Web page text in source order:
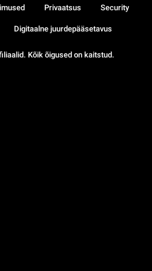
Kõik õigused on kaitstud.
Privaatsus Security
Digitaalne juurdepääsetavus